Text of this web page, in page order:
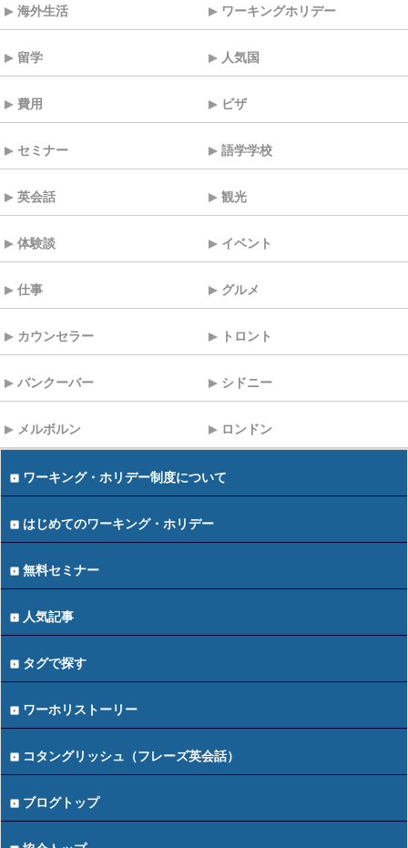
海外生活 ワーキングホリデー
留学 人気国
費用 ビザ
セミナー 語学学校
英会話 観光
体験談 イベント
仕事 グルメ
カウンセラー トロント
バンクーバー シドニー
メルボルン ロンドン
ワーキング・ホリデー制度について
はじめてのワーキング・ホリデー
無料セミナー
人気記事
タグで探す
ワーホリストーリー
コタングリッシュ（フレーズ英会話）
ブログトップ